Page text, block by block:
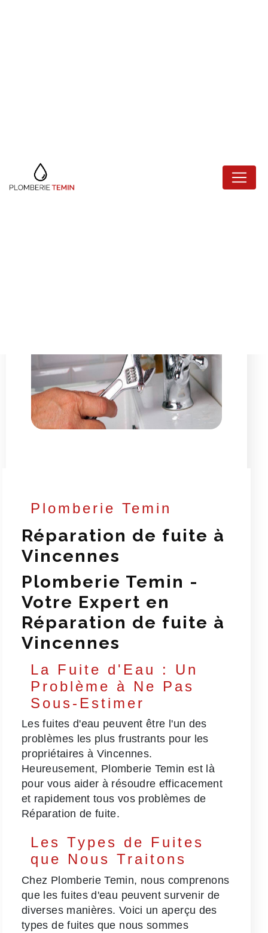
Plomberie Temin
Réparation de fuite à
Vincennes
Plomberie Temin -
Votre Expert en
Réparation de fuite à
Vincennes
La Fuite d'Eau : Un
Problème à Ne Pas
Sous-Estimer
Les fuites d'eau peuvent être l'un des
problèmes les plus frustrants pour les
propriétaires à Vincennes.
Heureusement, Plomberie Temin est là
pour vous aider à résoudre efficacement
et rapidement tous vos problèmes de
Réparation de fuite.
Les Types de Fuites
que Nous Traitons
Chez Plomberie Temin, nous comprenons
que les fuites d'eau peuvent survenir de
diverses manières. Voici un aperçu des
types de fuites que nous sommes